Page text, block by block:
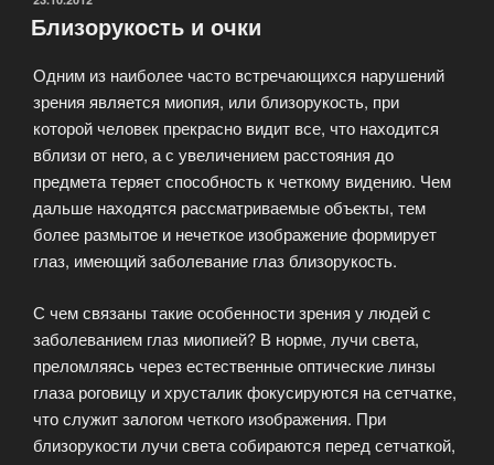
Близорукость и очки
Одним из наиболее часто встречающихся нарушений
зрения является миопия, или близорукость, при
которой человек прекрасно видит все, что находится
вблизи от него, а с увеличением расстояния до
предмета теряет способность к четкому видению. Чем
дальше находятся рассматриваемые объекты, тем
более размытое и нечеткое изображение формирует
глаз, имеющий заболевание глаз близорукость.
С чем связаны такие особенности зрения у людей с
заболеванием глаз миопией? В норме, лучи света,
преломляясь через естественные оптические линзы
глаза роговицу и хрусталик фокусируются на сетчатке,
что служит залогом четкого изображения. При
близорукости лучи света собираются перед сетчаткой,